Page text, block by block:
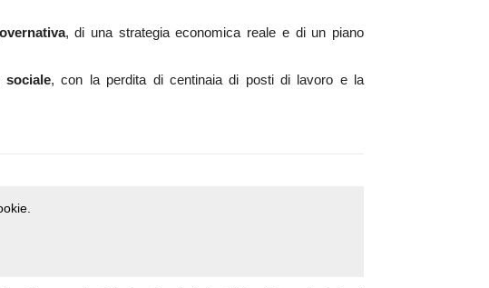
, di una strategia economica reale e di un piano
sociale, con la perdita di centinaia di posti di lavoro e la